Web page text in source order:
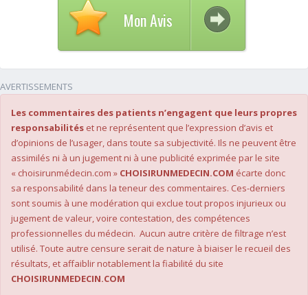
Mon Avis
AVERTISSEMENTS
Les commentaires des patients n’engagent que leurs propres
responsabilités et ne représentent que l’expression d’avis et
d’opinions de l’usager, dans toute sa subjectivité. Ils ne peuvent être
assimilés ni à un jugement ni à une publicité exprimée par le site
« choisirunmédecin.com » CHOISIRUNMEDECIN.COM écarte donc
sa responsabilité dans la teneur des commentaires. Ces-derniers
sont soumis à une modération qui exclue tout propos injurieux ou
jugement de valeur, voire contestation, des compétences
professionnelles du médecin. Aucun autre critère de filtrage n’est
utilisé. Toute autre censure serait de nature à biaiser le recueil des
résultats, et affaiblir notablement la fiabilité du site
CHOISIRUNMEDECIN.COM